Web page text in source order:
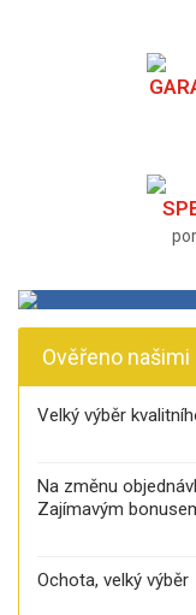
Ověřeno
Velký výběr
Na změnu
Zajímavým
Ochota, velký výběr